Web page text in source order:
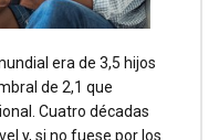
era de 3,5 hijos
de 2,1 que
Cuatro décadas
y, si no fuese por los